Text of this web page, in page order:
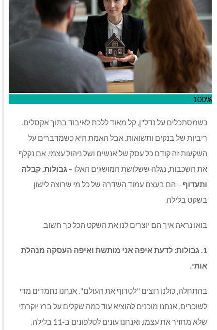
100%
כשמסתכלים על נדל"ן, קל מאוד ללכת לאיבוד בתוך אקסלים,
ריביות של בנקים ותשואות. אבל האמת היא כשמדברים על
השקעות זה קודם כל עסק של אנשים ושל ניהול עצמי. אם נקלף
את השכבות, נגלה ששלושת המושגים האלו – גבולות, קבלה
ותעדוף – הם בעצם עמוד השדרה של כל מי שרוצה לישון
בשקט בלילה.
בואו נראה איך הם יוצרים לנו את השקט הכל כך חשוב.
1. גבולות: לדעת איפה אני מותשת ואיפה העסקה מנהלת
אותי.
בהתחלה, כולנו רוצים "לטרוף את העולם". אנחנו נחמדים מדי
לשוכרים, אנחנו מוכנים להוציא עוד כמה שקלים על ברז יוקרתי
שלא מחזיר את עצמו, ואנחנו עונים לטלפונים ב-11 בלילה.